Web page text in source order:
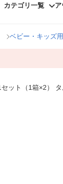
カテゴリ一覧
ベビー・キッズ